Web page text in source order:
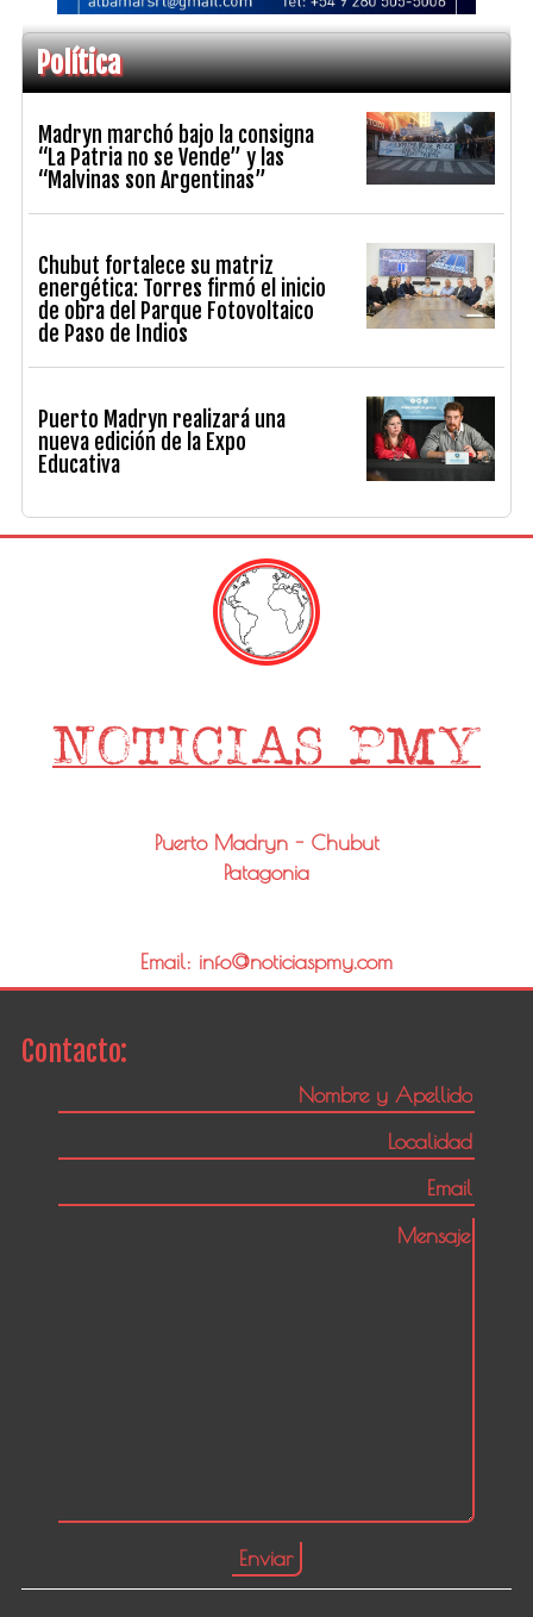
Política
Madryn marchó bajo la consigna
“La Patria no se Vende” y las
“Malvinas son Argentinas”
Chubut fortalece su matriz
energética: Torres firmó el inicio
de obra del Parque Fotovoltaico
de Paso de Indios
Puerto Madryn realizará una
nueva edición de la Expo
Educativa
Puerto Madryn - Chubut
Patagonia
Email: info@noticiaspmy.com
Contacto: